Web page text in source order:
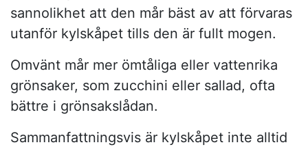
sannolikhet att den mår bäst av att förvaras
utanför kylskåpet tills den är fullt mogen.
Omvänt mår mer ömtåliga eller vattenrika
grönsaker, som zucchini eller sallad, ofta
bättre i grönsakslådan.
Sammanfattningsvis är kylskåpet inte alltid